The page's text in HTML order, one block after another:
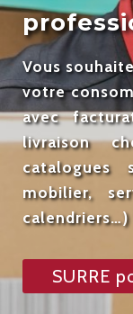
Vous
votre
avec
livraison
catalogues
mobilier,
calendriers…)
SURRE